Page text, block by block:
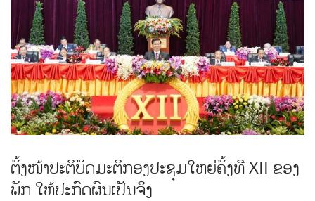
ຕັ້ງໜ້າປະຕິບັດມະຕິກອງປະຊຸມໃຫຍ່ຄັ້ງທີ XII ຂອງ
ພັກ ໃຫ້ປະກົດຜົນເປັນຈິງ